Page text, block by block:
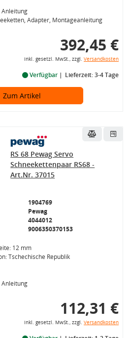
Adapter, Montageanleitung
392,45 €
inkl. gesetzl. MwSt., zzgl. Versandkosten
Verfügbar Lieferzeit: 3-4 Tage
Zum Artikel
RS 68 Pewag Servo
Schneekettenpaar RS68 -
Art.Nr. 37015
1904769
Pewag
4044012
9006350370153
12 mm
Tschechische Republik
112,31 €
inkl. gesetzl. MwSt., zzgl. Versandkosten